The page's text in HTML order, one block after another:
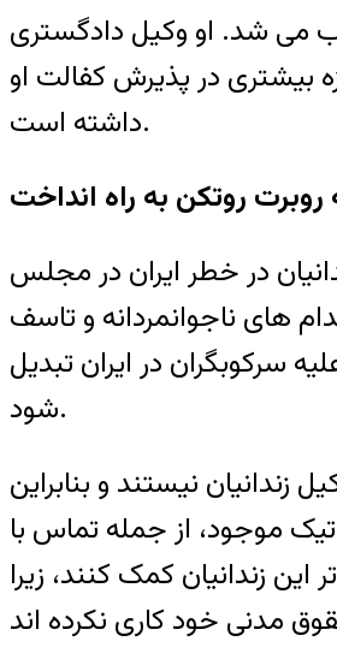
می شد. او وکیل دادگستری
در پذیرش کفالت او
داشته است.
روتکن به راه انداخت
در خطر ایران در مجلس
های ناجوانمردانه و تاسف
سرکوبگران در ایران تبدیل
شود.
زندانیان نیستند و بنابراین
موجود، از جمله تماس با
زندانیان کمک کنند، زیرا